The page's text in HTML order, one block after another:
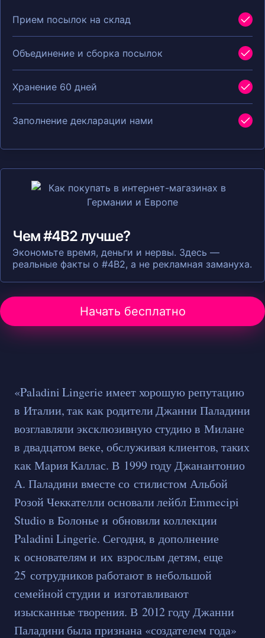
Прием посылок на склад
Объединение и сборка посылок
Хранение 60 дней
Заполнение декларации нами
Чем #4B2 лучше?
Экономьте время, деньги и нервы. Здесь —
реальные факты о #4B2, а не рекламная замануха.
Начать бесплатно
«Paladini Lingerie имеет хорошую репутацию
в Италии, так как родители Джанни Паладини
возглавляли эксклюзивную студию в Милане
в двадцатом веке, обслуживая клиентов, таких
как Мария Каллас. В 1999 году Джанантонио
А. Паладини вместе со стилистом Альбой
Розой Чеккателли основали лейбл Emmecipi
Studio в Болонье и обновили коллекции
Paladini Lingerie. Сегодня, в дополнение
к основателям и их взрослым детям, еще
25 сотрудников работают в небольшой
семейной студии и изготавливают
изысканные творения. В 2012 году Джанни
Паладини была признана «создателем года»